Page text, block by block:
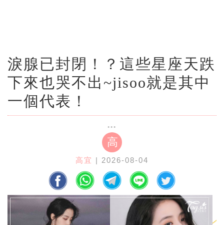
淚腺已封閉！？這些星座天跌
下來也哭不出~jisoo就是其中
一個代表！
高
高宜 | 2026-08-04